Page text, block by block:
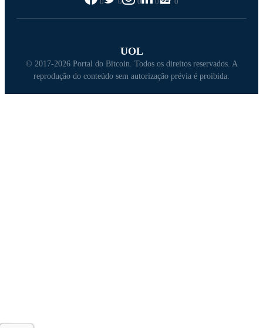
UOL
© 2017-2026 Portal do Bitcoin. Todos os direitos reservados. A
reprodução do conteúdo sem autorização prévia é proibida.